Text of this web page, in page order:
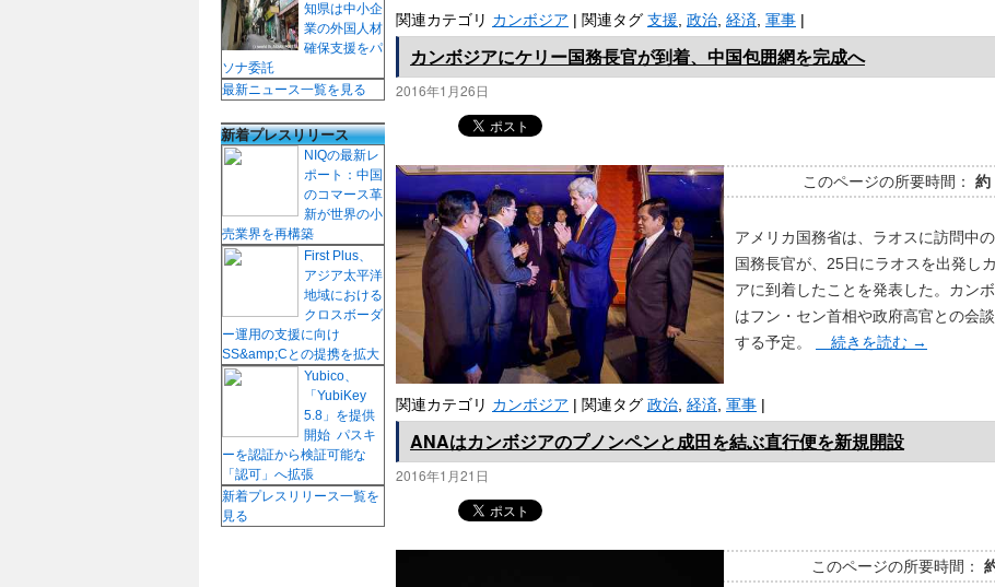
関連カテゴリ カンボジア | 関連タグ 支援 政治 経済 軍事 |
カンボジアにケリー国務長官が到着、中国包囲網を完成へ
2016年1月26日
このページの所要時間： 約
アメリカ国務省は、ラオスに訪問中
国務長官が、25日にラオスを出発し
アに到着したことを発表した。カン
はフン・セン首相や政府高官との会
する予定。
続きを読む →
関連カテゴリ カンボジア | 関連タグ 政治 経済 軍事 |
ANAはカンボジアのプノンペンと成田を結ぶ直行便を新規開設
2016年1月21日
このページの所要時間：
知県は中小企
業の外国人材
確保支援をパ
ソナ委託
最新ニュース一覧を見る
新着プレスリリース
NIQの最新レ
ポート：中国
のコマース革
新が世界の小
売業界を再構築
First Plus、
アジア太平洋
地域における
クロスボーダ
ー運用の支援に向け
SS&amp;Cとの提携を拡大
Yubico、
「YubiKey
5.8」を提供
開始 パスキ
ーを認証から検証可能な
「認可」へ拡張
新着プレスリリース一覧を
見る